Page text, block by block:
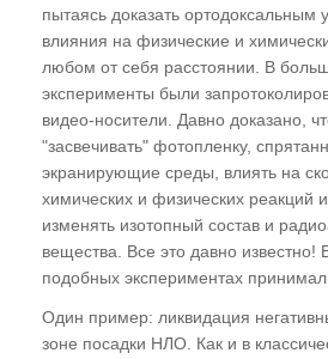
пытаясь доказать ортодоксальным
влияния на физические и
любом от себя расстоянии. В
эксперименты были
видео-носители. Давно доказано,
"засвечивать" фотопленку,
экранирующие среды, влиять на
химических и физических реакций
изменять изотопный состав и
вещества. Все это давно известно!
подобных экспериментах принимал
Один пример: ликвидация
зоне посадки НЛО. Как и в